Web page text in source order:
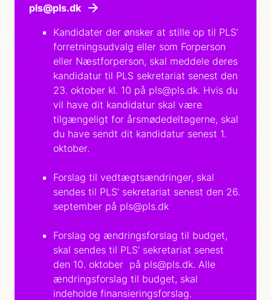
pls@pls.dk
Kandidater der ønsker at stille op til PLS’
forretningsudvalg eller som Forperson
eller Næstforperson, skal meddele deres
kandidatur til PLS sekretariat senest den
23. oktober kl. 10 på pls@pls.dk. Hvis du
vil have dit kandidatur skal være
tilgængeligt for årsmødedeltagerne, skal
du have sendt dit kandidatur senest 1.
oktober.
Forslag til vedtægtsændringer, skal
sendes til PLS’ sekretariat senest den 26.
september på pls@pls.dk
Forslag og ændringsforslag til budget,
skal sendes til PLS’ sekretariat senest
den 10. oktober på pls@pls.dk. Alle
ændringsforslag til budget, skal
indeholde finansieringsforslag.